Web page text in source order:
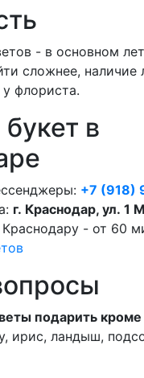
- в основном
сложнее, наличие
у флориста.
в
+7 (918)
г. Краснодар, ул. 1
- от 60
подарить
ирис, ландыш,